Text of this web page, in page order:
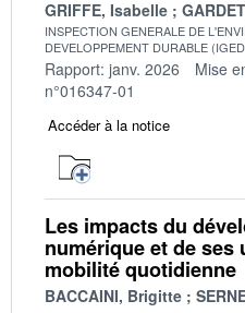
GRIFFE, Isabelle
INSPECTION GENERALE DE
DEVELOPPEMENT DURABLE
Rapport: janv. 2026 Mise
n°016347-01
Accéder à la notice
Les impacts du
numérique et de ses
mobilité quotidienne
BACCAINI, Brigitte